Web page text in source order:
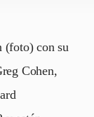
(foto) con su
Cohen,